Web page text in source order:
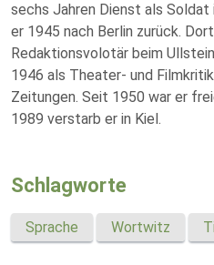
sechs Jahren Dienst als
er 1945 nach Berlin zurück.
Redaktionsvolotär beim
1946 als Theater- und
Zeitungen. Seit 1950 war er
1989 verstarb er in Kiel.
Schlagworte
Sprache Wortwitz